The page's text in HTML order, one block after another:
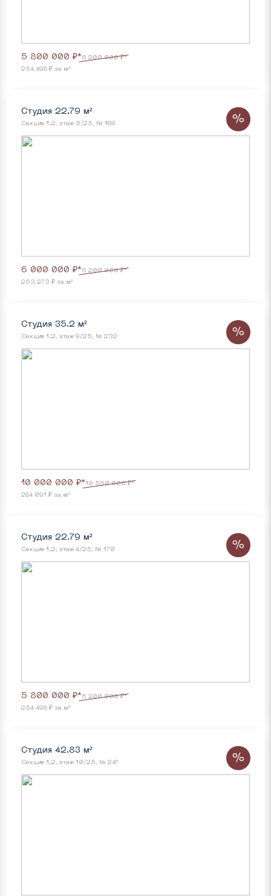
5 800 000 ₽* 6 200 000 ₽*
254 498 ₽ за м²
Студия 22.79 м²
Секция 1.2, этаж 5/25, № 189
6 000 000 ₽* 6 200 000 ₽*
263 273 ₽ за м²
%
Студия 35.2 м²
Секция 1.2, этаж 9/25, № 232
10 000 000 ₽*10 560 000 ₽*
284 091 ₽ за м²
%
Студия 22.79 м²
Секция 1.2, этаж 4/25, № 170
5 800 000 ₽* 6 200 000 ₽*
254 498 ₽ за м²
%
Студия 42.83 м²
Секция 1.2, этаж 10/25, № 247 %